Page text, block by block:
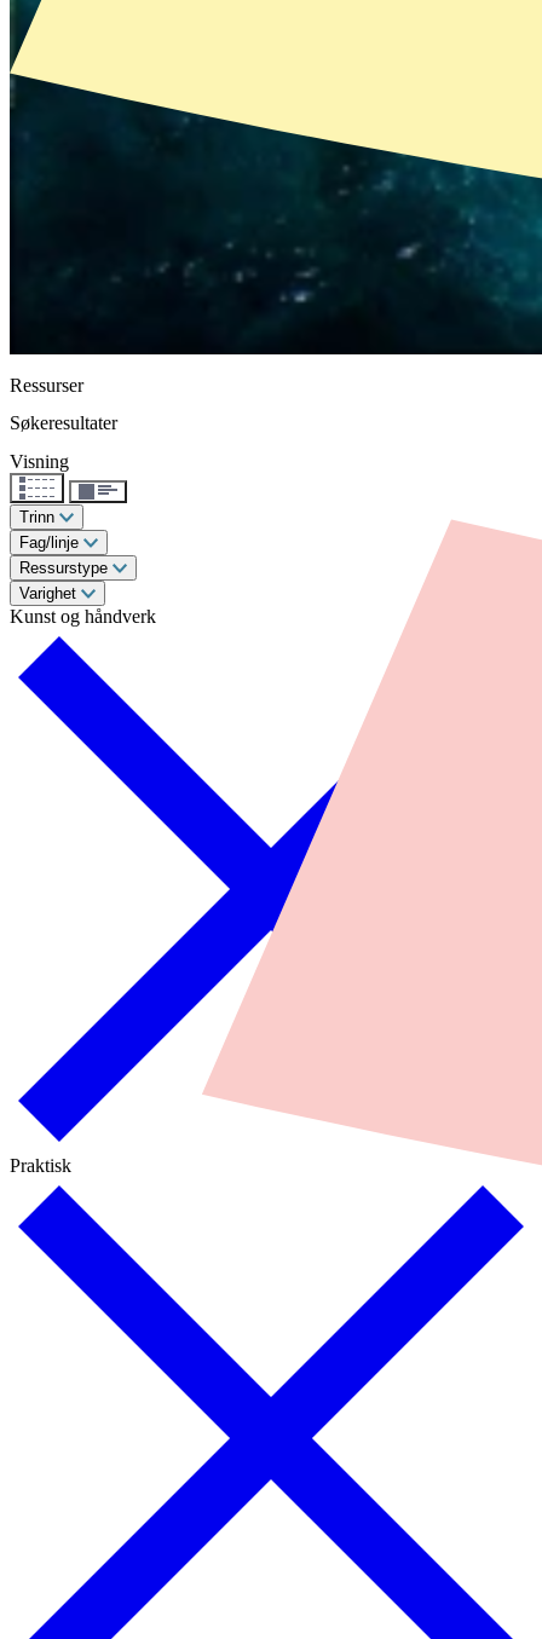
Ressurser
Søkeresultater
Visning
Trinn
Fag/linje
Ressurstype
Varighet
Kunst og håndverk
Praktisk